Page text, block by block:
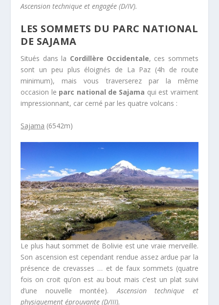
Ascension technique et engagée (D/IV).
LES SOMMETS DU PARC NATIONAL
DE SAJAMA
Situés dans la Cordillère Occidentale, ces sommets
sont un peu plus éloignés de La Paz (4h de route
minimum), mais vous traverserez par la même
occasion le parc national de Sajama qui est vraiment
impressionnant, car cerné par les quatre volcans :
Sajama (6542m)
Le plus haut sommet de Bolivie est une vraie merveille.
Son ascension est cependant rendue assez ardue par la
présence de crevasses … et de faux sommets (quatre
fois on croit qu’on est au bout mais c’est un plat suivi
d’une nouvelle montée). Ascension technique et
physiquement éprouvante (D/III).